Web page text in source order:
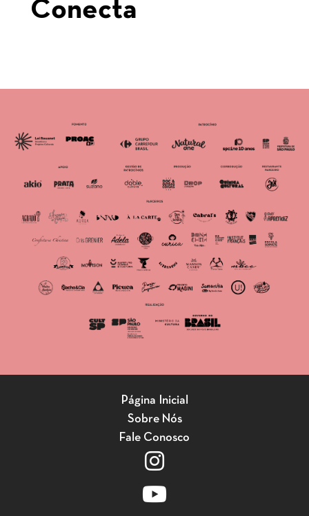
Conecta
Página Inicial
Sobre Nós
Fale Conosco